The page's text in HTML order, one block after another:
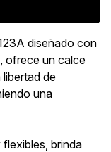
diseñado con
ofrece un calce
de
una
brinda